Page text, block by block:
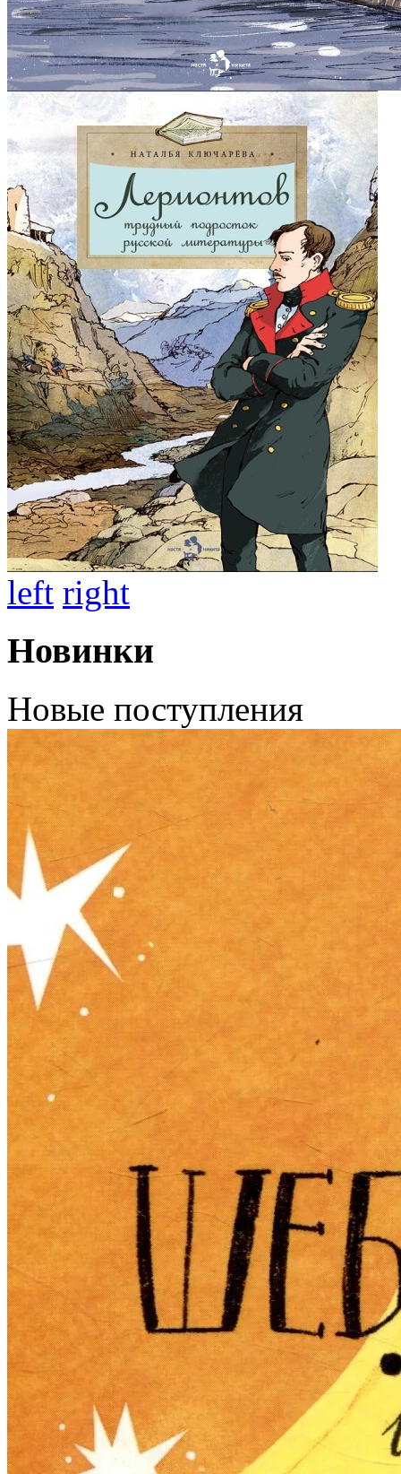
left right
Новинки
Новые поступления